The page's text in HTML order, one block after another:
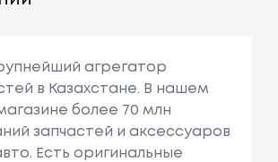
агрегатор
в Казахстане. В нашем
более 70 млн
запчастей и аксессуаров
Есть оригинальные